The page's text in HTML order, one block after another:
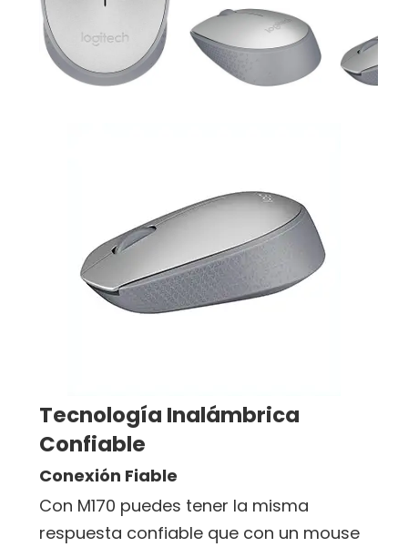
Tecnología Inalámbrica
Confiable
Conexión Fiable
Con M170 puedes tener la misma
respuesta confiable que con un mouse